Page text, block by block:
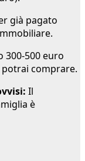
già pagato
300-500 euro
comprare.
Il
è